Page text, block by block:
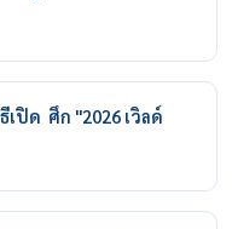
ปิด ศึก "2026 เวิลด์